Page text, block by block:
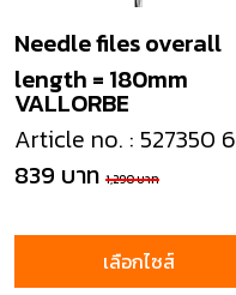
VALLORBE
Needle files overall
length = 180mm
Article no. : 527350 6
839 บาท 1,290 บาท
เลือกไซส์